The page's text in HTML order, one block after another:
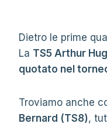
Dietro le prime
La TS5 Arthur
quotato nel
Troviamo anche
Bernard (TS8),